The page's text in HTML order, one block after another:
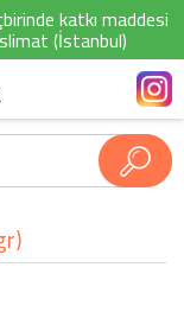
katkı maddesi
(İstanbul)